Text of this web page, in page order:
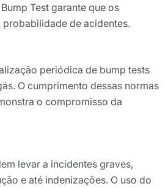
Test garante que os
de acidentes.
periódica de bump tests
O cumprimento dessas normas
o compromisso da
levar a incidentes graves,
e até indenizações. O uso do